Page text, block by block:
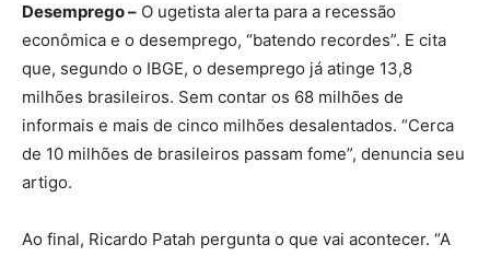
Desemprego – O ugetista alerta para a recessão
econômica e o desemprego, “batendo recordes”. E cita
que, segundo o IBGE, o desemprego já atinge 13,8
milhões brasileiros. Sem contar os 68 milhões de
informais e mais de cinco milhões desalentados. “Cerca
de 10 milhões de brasileiros passam fome”, denuncia seu
artigo.
Ao final, Ricardo Patah pergunta o que vai acontecer. “A